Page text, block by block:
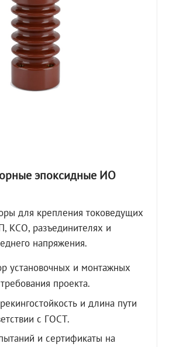
эпоксидные ИО
для крепления токоведущих
КСО, разъединителях и
напряжения.
установочных и монтажных
проекта.
и длина пути
с ГОСТ.
и сертификаты на